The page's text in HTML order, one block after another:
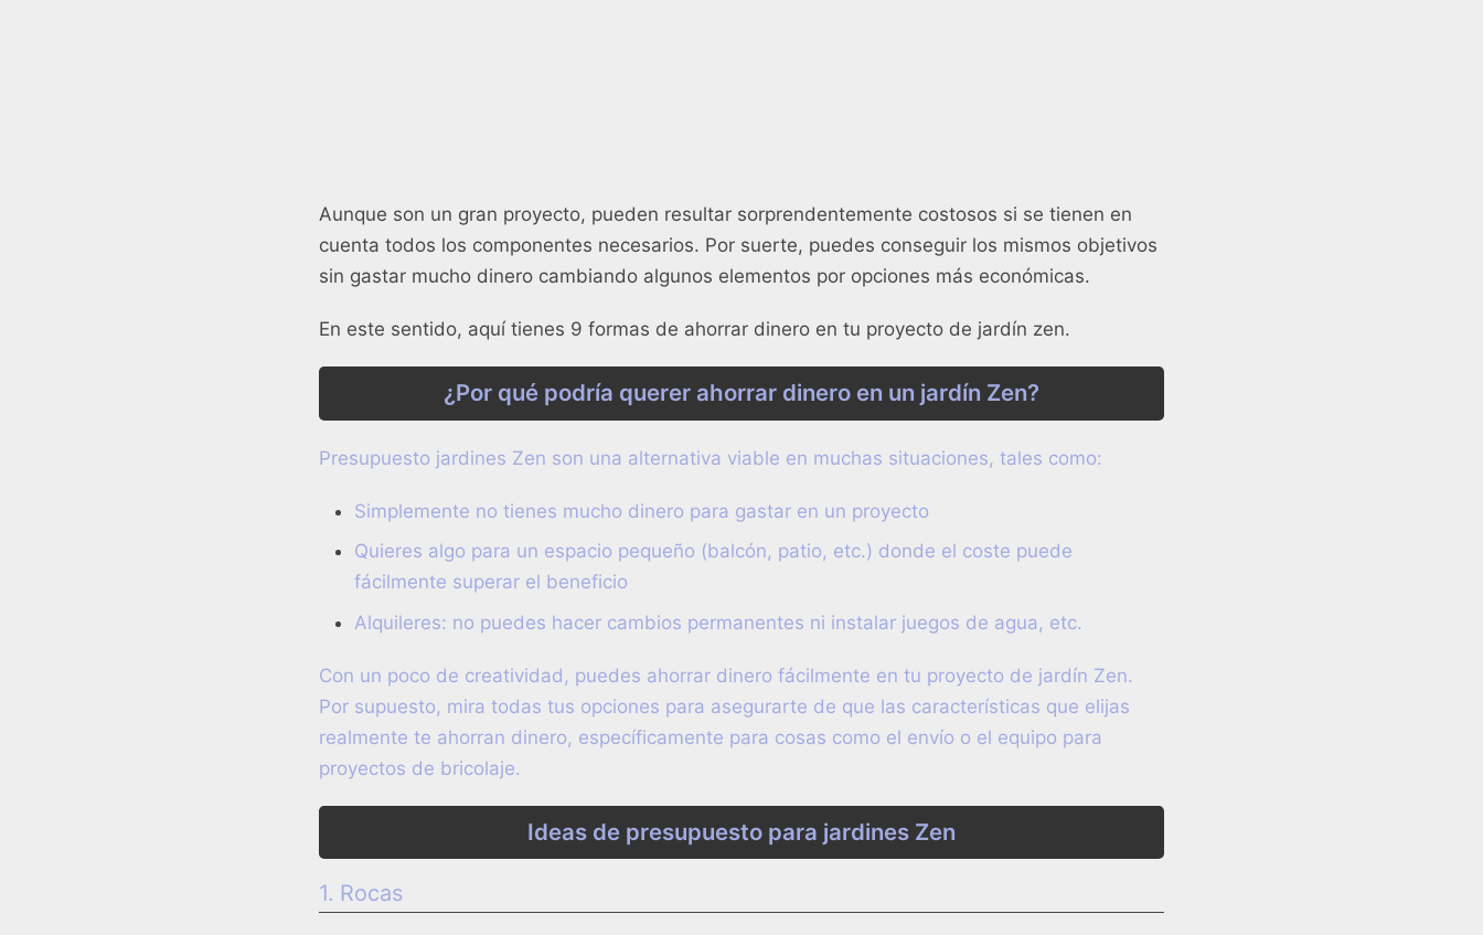
Aunque son un gran proyecto, pueden resultar sorprendentemente costosos si se tienen en
cuenta todos los componentes necesarios. Por suerte, puedes conseguir los mismos objetivos
sin gastar mucho dinero cambiando algunos elementos por opciones más económicas.
En este sentido, aquí tienes 9 formas de ahorrar dinero en tu proyecto de jardín zen.
¿Por qué podría querer ahorrar dinero en un jardín Zen?
Presupuesto jardines Zen son una alternativa viable en muchas situaciones, tales como:
Simplemente no tienes mucho dinero para gastar en un proyecto
Quieres algo para un espacio pequeño (balcón, patio, etc.) donde el coste puede
fácilmente superar el beneficio
Alquileres: no puedes hacer cambios permanentes ni instalar juegos de agua, etc.
Con un poco de creatividad, puedes ahorrar dinero fácilmente en tu proyecto de jardín Zen.
Por supuesto, mira todas tus opciones para asegurarte de que las características que elijas
realmente te ahorran dinero, específicamente para cosas como el envío o el equipo para
proyectos de bricolaje.
Ideas de presupuesto para jardines Zen
1. Rocas